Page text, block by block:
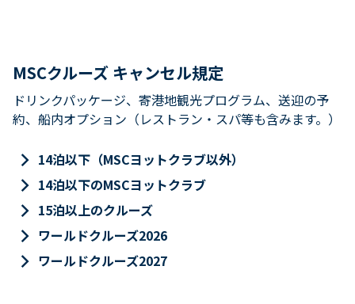
MSCクルーズ キャンセル規定
ドリンクパッケージ、寄港地観光プログラム、送迎の予
約、船内オプション（レストラン・スパ等も含みます。）
keyboard_arrow_right 14泊以下（MSCヨットクラブ以外）
keyboard_arrow_right 14泊以下のMSCヨットクラブ
keyboard_arrow_right 15泊以上のクルーズ
keyboard_arrow_right ワールドクルーズ2026
keyboard_arrow_right ワールドクルーズ2027